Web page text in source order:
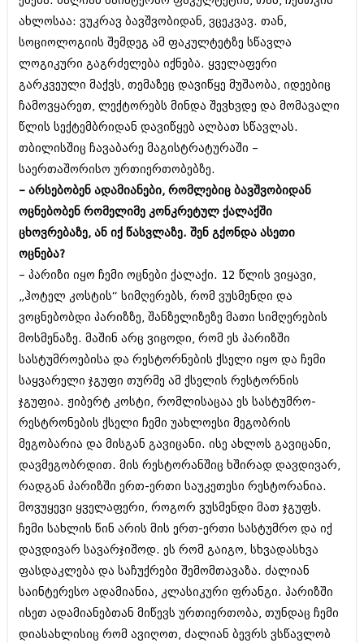
აგვისტო 2009 (14)
ივლისი 2009 (118)
თებერვალი 0216 (1)
დეკემბერი 0215 (1)
ოქტომბერი 0215 (1)
აგვისტო 0215 (2)
აგვისტო 0212 (1)
ივნისი 0212 (2)
ნოემბერი 0201 (1)
ახლოსაა: ვუკრავ ბავშვობიდან, ვცეკვავ. თან,
სოციოლოგიის შემდეგ ამ ფაკულტეტზე სწავლა
ლოგიკური გაგრძელება იქნება. ყველაფერი
გარკვეული მაქვს, თემაზეც დავიწყე მუშაობა, იდეებიც
ჩამოვყარეთ, ლექტორებს მინდა შევხვდე და მომავალი
წლის სექტემბრიდან დავიწყებ ალბათ სწავლას.
თბილისშიც ჩავაბარე მაგისტრატურაში –
საერთაშორისო ურთიერთობებზე.
– არსებობენ ადამიანები, რომლებიც ბავშვობიდან
ოცნებობენ რომელიმე კონკრეტულ ქალაქში
ცხოვრებაზე, ან იქ წასვლაზე. შენ გქონდა ასეთი
ოცნება?
– პარიზი იყო ჩემი ოცნები ქალაქი. 12 წლის ვიყავი,
„ჰოტელ კოსტის“ სიმღერებს, რომ ვუსმენდი და
ვოცნებობდი პარიზზე, შანზელიზეზე მათი სიმღერების
მოსმენაზე. მაშინ არც ვიცოდი, რომ ეს პარიზში
სასტუმროებისა და რესტორნების ქსელი იყო და ჩემი
საყვარელი ჯგუფი თურმე ამ ქსელის რესტორნის
ჯგუფია. ჟიბერტ კოსტი, რომლისაცაა ეს სასტუმრო-
რესტრონების ქსელი ჩემი უახლოესი მეგობრის
მეგობარია და მისგან გავიცანი. ისე ახლოს გავიცანი,
დავმეგობრდით. მის რესტორანშიც ხშირად დავდივარ,
რადგან პარიზში ერთ-ერთი საუკეთესი რესტორანია.
მოვუყევი ყველაფერი, როგორ ვუსმენდი მათ ჯგუფს.
ჩემი სახლის წინ არის მის ერთ-ერთი სასტუმრო და იქ
დავდივარ სავარჯიშოდ. ეს რომ გაიგო, სხვადასხვა
ფასდაკლება და საჩუქრები შემომთავაზა. ძალიან
საინტერესო ადამიანია, კლასიკური ფრანგი. პარიზში
ისეთ ადამიანებთან მიწევს ურთიერთობა, თუნდაც ჩემი
დიასახლისიც რომ ავიღოთ, ძალიან ბევრს ვსწავლობ